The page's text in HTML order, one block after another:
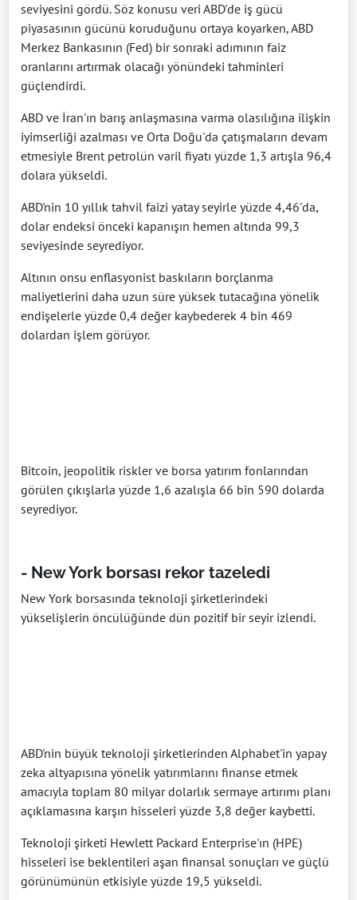
seviyesini gördü. Söz konusu veri ABD'de iş gücü
piyasasının gücünü koruduğunu ortaya koyarken, ABD
Merkez Bankasının (Fed) bir sonraki adımının faiz
oranlarını artırmak olacağı yönündeki tahminleri
güçlendirdi.
ABD ve İran'ın barış anlaşmasına varma olasılığına ilişkin
iyimserliği azalması ve Orta Doğu'da çatışmaların devam
etmesiyle Brent petrolün varil fiyatı yüzde 1,3 artışla 96,4
dolara yükseldi.
ABD'nin 10 yıllık tahvil faizi yatay seyirle yüzde 4,46'da,
dolar endeksi önceki kapanışın hemen altında 99,3
seviyesinde seyrediyor.
Altının onsu enflasyonist baskıların borçlanma
maliyetlerini daha uzun süre yüksek tutacağına yönelik
endişelerle yüzde 0,4 değer kaybederek 4 bin 469
dolardan işlem görüyor.
Bitcoin, jeopolitik riskler ve borsa yatırım fonlarından
görülen çıkışlarla yüzde 1,6 azalışla 66 bin 590 dolarda
seyrediyor.
- New York borsası rekor tazeledi
New York borsasında teknoloji şirketlerindeki
yükselişlerin öncülüğünde dün pozitif bir seyir izlendi.
ABD'nin büyük teknoloji şirketlerinden Alphabet'in yapay
zeka altyapısına yönelik yatırımlarını finanse etmek
amacıyla toplam 80 milyar dolarlık sermaye artırımı planı
açıklamasına karşın hisseleri yüzde 3,8 değer kaybetti.
Teknoloji şirketi Hewlett Packard Enterprise'ın (HPE)
hisseleri ise beklentileri aşan finansal sonuçları ve güçlü
görünümünün etkisiyle yüzde 19,5 yükseldi.